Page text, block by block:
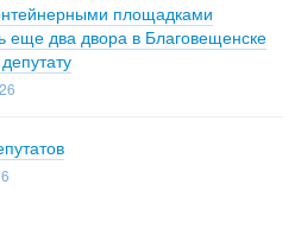
площадками
еще два двора в Благовещенске